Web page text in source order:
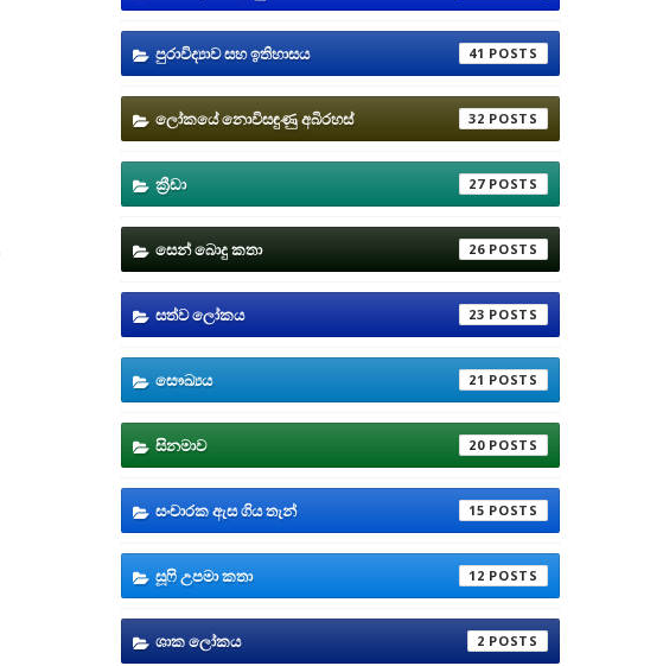
පුරාවිද්‍යාව සහ ඉතිහාසය 41
ලෝකයේ නොවිසඳුණු අබිරහස් 32
ක්‍රීඩා 27
සෙන් බොදු කතා 26
සත්ව ලෝකය 23
සෞඛ්‍යය 21
සිනමාව 20
සංචාරක ඇස ගිය තැන් 15
සූෆි උපමා කතා 12
ශාක ලෝකය 2